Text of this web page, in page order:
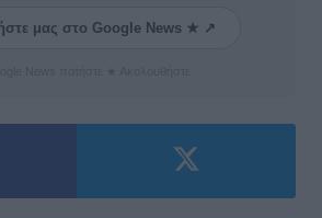
μας στο Google News ★ ↗